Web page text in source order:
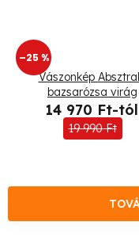
–25 %
Vászonkép
bazsarózsa virág
14 970 Ft-tól
19 990 Ft